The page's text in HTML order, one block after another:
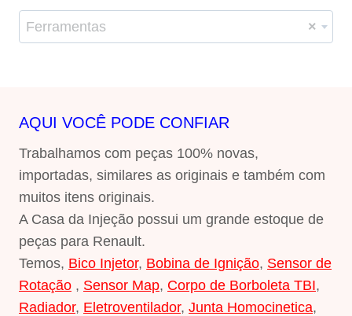
×
Ferramentas
AQUI VOCÊ PODE CONFIAR
Trabalhamos com peças 100% novas,
importadas, similares as originais e também com
muitos itens originais.
A Casa da Injeção possui um grande estoque de
peças para Renault.
Temos, Bico Injetor, Bobina de Ignição, Sensor de
Rotação , Sensor Map, Corpo de Borboleta TBI,
Radiador, Eletroventilador, Junta Homocinetica,